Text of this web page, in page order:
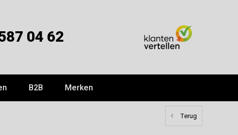
04 62
B2B Merken
Terug